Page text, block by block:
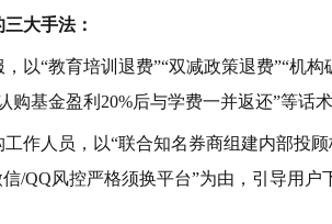
大手法：
以“教育培训退费”“双减政策退费”“机构
购基金盈利20%后与学费一并返还”等话
作人员，以“联合知名券商组建内部投
/QQ风控严格须换平台”为由，引导用